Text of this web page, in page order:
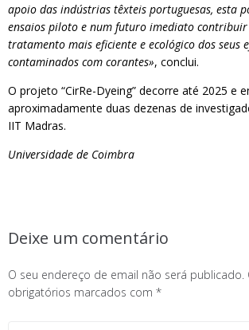
apoio das indústrias têxteis portuguesas, esta
ensaios piloto e num futuro imediato
tratamento mais eficiente e ecológico dos seus
contaminados com corantes», conclui.
O projeto “CirRe-Dyeing” decorre até 2025 e
aproximadamente duas dezenas de
IIT Madras.
Universidade de Coimbra
Deixe um comentário
O seu endereço de email não será publicado.
obrigatórios marcados com *